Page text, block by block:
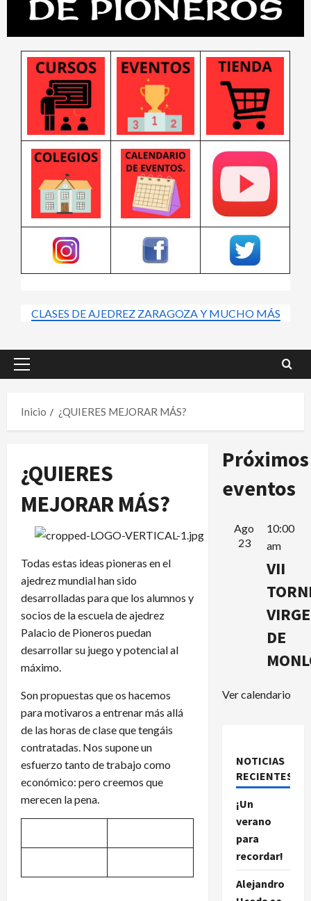
CLASES DE AJEDREZ ZARAGOZA Y MUCHO MÁS
Menú
Inicio
¿QUIERES MEJORAR MÁS?
¿QUIERES
MEJORAR MÁS?
Todas estas ideas pioneras en el
ajedrez mundial han sido
desarrolladas para que los alumnos y
socios de la escuela de ajedrez
Palacio de Pioneros puedan
desarrollar su juego y potencial al
máximo.
Son propuestas que os hacemos
para motivaros a entrenar más allá
de las horas de clase que tengáis
contratadas. Nos supone un
esfuerzo tanto de trabajo como
económico: pero creemos que
merecen la pena.
Próximos
eventos
Ago
23
10:00
am
VII
DE
Ver calendario
NOTICIAS
RECIENTES.
¡Un
verano
para
recordar!
Alejandro